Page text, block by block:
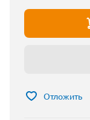
Отложить